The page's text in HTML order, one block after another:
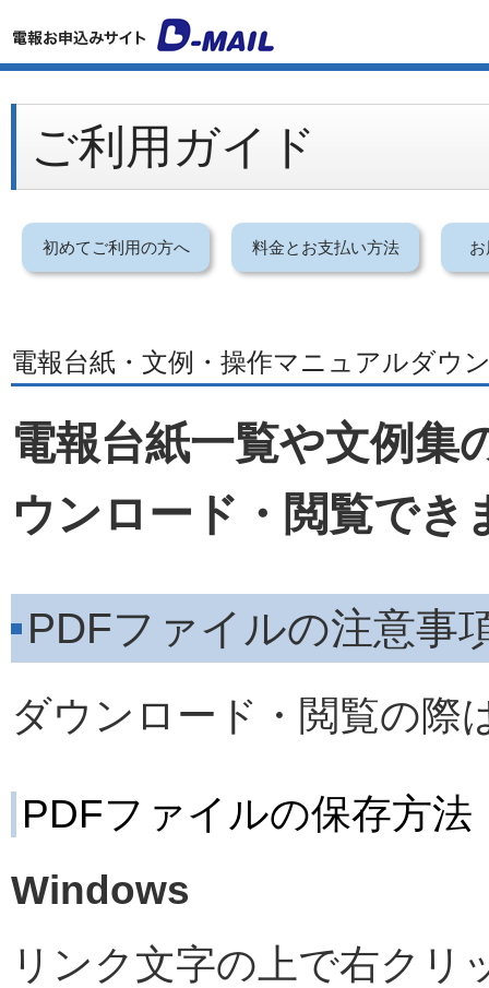
ご利用ガイド
初めてご利用の方へ 料金とお支払い方法
電報台紙・文例・操作マニュアルダウ
電報台紙一覧や文例集
ウンロード・閲覧でき
PDFファイルの注意事
ダウンロード・閲覧の際
PDFファイルの保存方法
Windows
リンク文字の上で右クリ